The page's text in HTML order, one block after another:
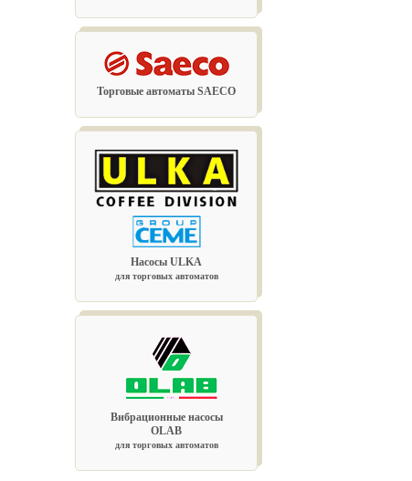
Торговые автоматы SAECO
Насосы ULKA
для торговых автоматов
Вибрационные насосы
OLAB
для торговых автоматов